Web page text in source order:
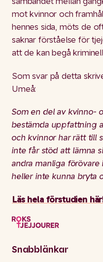
mot kvinnor och
hennes sida, möts de
saknar förståelse för
att de kan begå
Som svar på detta
Umeå:
Som en del av kvinno-
bestämda uppfattning
och kvinnor har rätt till
inte får stöd att lämna
andra manliga
heller inte kunna bryta
Läs hela förstudien
Snabblänkar